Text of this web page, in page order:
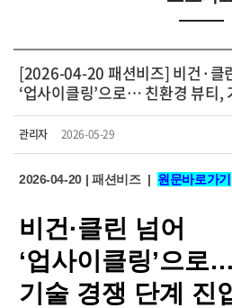
[2026-04-20 패션비즈] 비건·클
‘업사이클링’으로… 친환경 뷰티,
관리자 2026-05-29
2026-04-20| 패션비즈 | 원문바로가기
비건·클린 넘어
‘업사이클링’으로
기술 경쟁 단계 진